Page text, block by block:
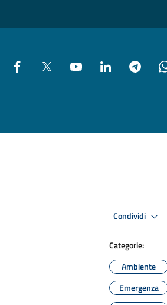
Condividi
Categorie:
Ambiente
Emergenza